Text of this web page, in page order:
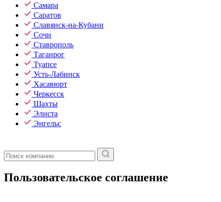
Самара
Саратов
Славянск-на-Кубани
Сочи
Ставрополь
Таганрог
Туапсе
Усть-Лабинск
Хасавюрт
Черкесск
Шахты
Элиста
Энгельс
Пользовательское соглашение